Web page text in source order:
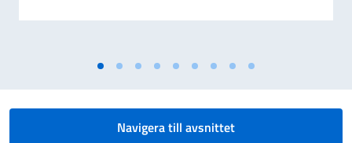
Navigera till avsnittet